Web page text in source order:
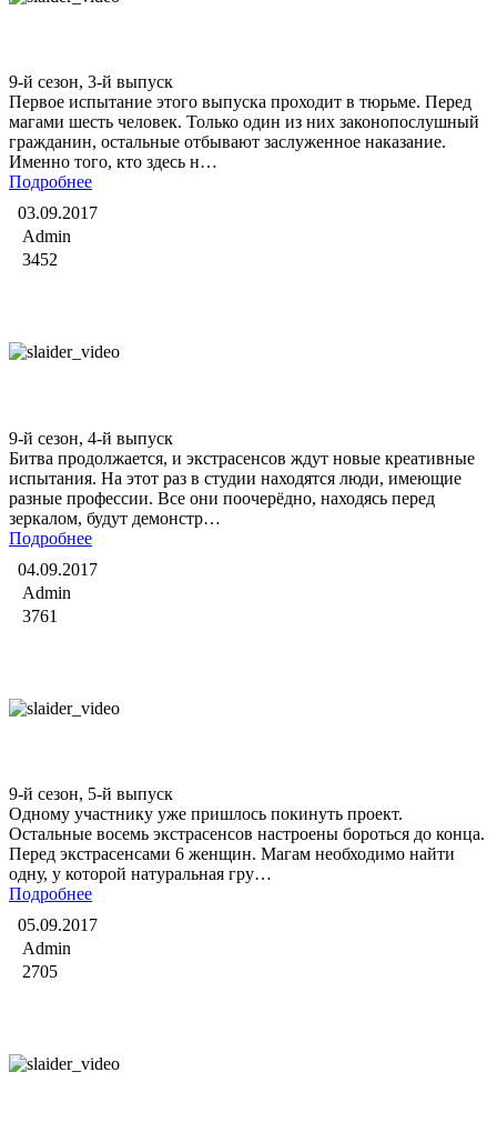
9-й сезон, 3-й выпуск
Первое испытание этого выпуска проходит в тюрьме. Перед
магами шесть человек. Только один из них законопослушный
гражданин, остальные отбывают заслуженное наказание.
Именно того, кто здесь н…
Подробнее
03.09.2017
Admin
3452
9-й сезон, 4-й выпуск
Битва продолжается, и экстрасенсов ждут новые креативные
испытания. На этот раз в студии находятся люди, имеющие
разные профессии. Все они поочерёдно, находясь перед
зеркалом, будут демонстр…
Подробнее
04.09.2017
Admin
3761
9-й сезон, 5-й выпуск
Одному участнику уже пришлось покинуть проект.
Остальные восемь экстрасенсов настроены бороться до конца.
Перед экстрасенсами 6 женщин. Магам необходимо найти
одну, у которой натуральная гру…
Подробнее
05.09.2017
Admin
2705